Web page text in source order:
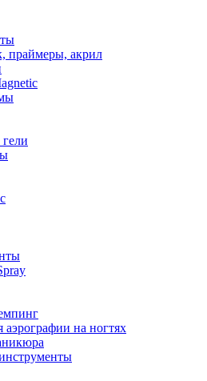
праймеры, акрил
на ногтях